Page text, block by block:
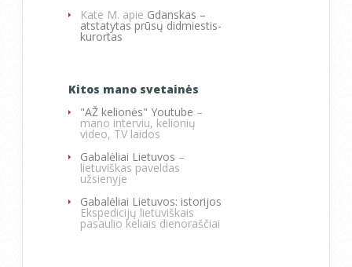
Kate M. apie Gdanskas –
atstatytas prūsų didmiestis-
kurortas
Kitos mano svetainės
"AŽ kelionės" Youtube –
mano interviu, kelionių
video, TV laidos
Gabalėliai Lietuvos –
lietuviškas paveldas
užsienyje
Gabalėliai Lietuvos: istorijos
Ekspedicijų lietuviškais
pasaulio keliais dienoraščiai